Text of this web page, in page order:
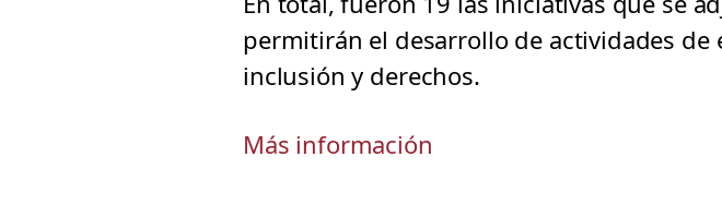
permitirán el desarrollo de actividades
inclusión y derechos.
Más información